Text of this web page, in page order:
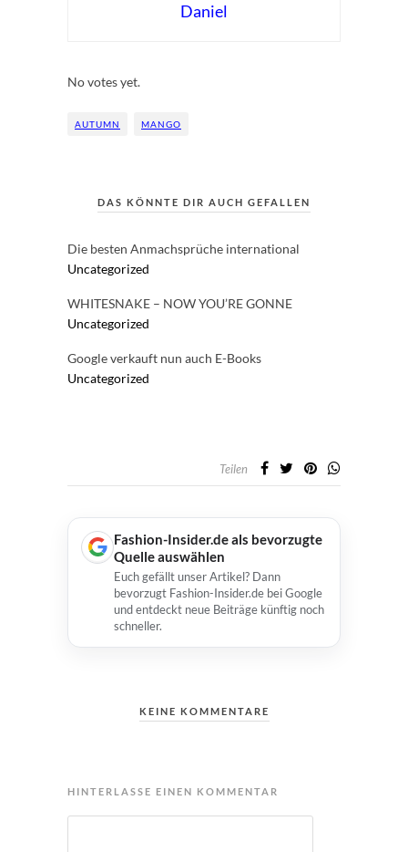
Daniel
No votes yet.
AUTUMN MANGO
DAS KÖNNTE DIR AUCH GEFALLEN
Die besten Anmachsprüche international
Uncategorized
WHITESNAKE – NOW YOU’RE GONNE
Uncategorized
Google verkauft nun auch E-Books
Uncategorized
Teilen
Fashion-Insider.de als bevorzugte
Quelle auswählen
Euch gefällt unser Artikel? Dann
bevorzugt Fashion-Insider.de bei Google
und entdeckt neue Beiträge künftig noch
schneller.
KEINE KOMMENTARE
HINTERLASSE EINEN KOMMENTAR